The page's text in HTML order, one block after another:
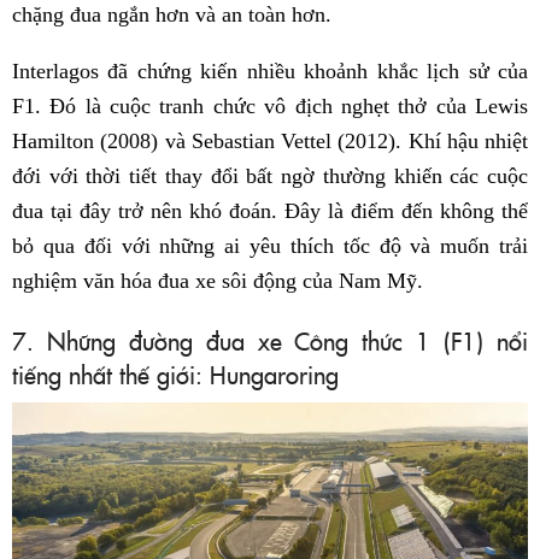
chặng đua ngắn hơn và an toàn hơn.
Interlagos đã chứng kiến nhiều khoảnh khắc lịch sử của
F1. Đó là cuộc tranh chức vô địch nghẹt thở của Lewis
Hamilton (2008) và Sebastian Vettel (2012). Khí hậu nhiệt
đới với thời tiết thay đổi bất ngờ thường khiến các cuộc
đua tại đây trở nên khó đoán. Đây là điểm đến không thể
bỏ qua đối với những ai yêu thích tốc độ và muốn trải
nghiệm văn hóa đua xe sôi động của Nam Mỹ.
7. Những đường đua xe Công thức 1 (F1) nổi
tiếng nhất thế giới: Hungaroring